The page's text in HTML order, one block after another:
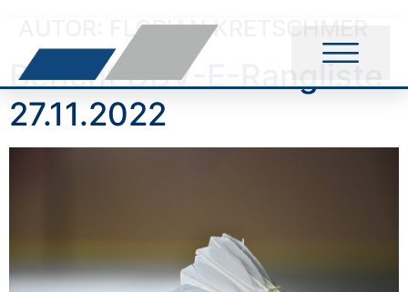
FLORIAN KRETSCHMER
Bericht DBV-E-Rangliste
27.11.2022